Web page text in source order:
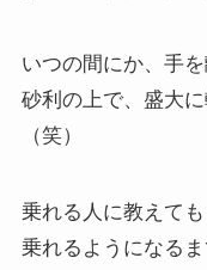
いつの間にか、手
砂利の上で、盛大
（笑）
乗れる人に教えても
乗れるようになる